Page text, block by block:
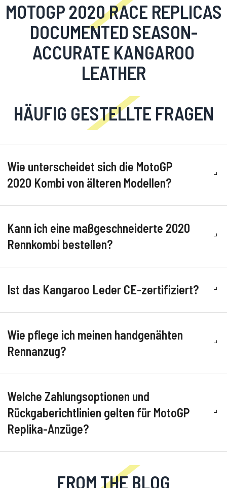
MOTOGP 2020 RACE REPLICAS
DOCUMENTED SEASON-
ACCURATE KANGAROO
LEATHER
HÄUFIG GESTELLTE FRAGEN
Wie unterscheidet sich die MotoGP
2020 Kombi von älteren Modellen?
Kann ich eine maßgeschneiderte 2020
Rennkombi bestellen?
Ist das Kangaroo Leder CE-zertifiziert?
Wie pflege ich meinen handgenähten
Rennanzug?
Welche Zahlungsoptionen und
Rückgaberichtlinien gelten für MotoGP
Replika-Anzüge?
FROM THE BLOG